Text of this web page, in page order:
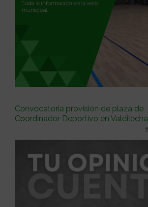
Convocatoria provisión de plaza de
Coordinador Deportivo en Valdilecha